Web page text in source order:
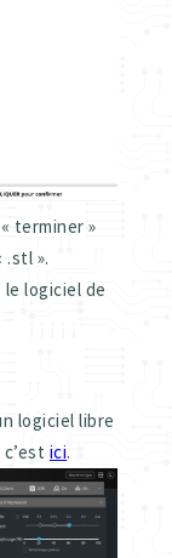
terminer »
».
le logiciel de
logiciel libre
ici.